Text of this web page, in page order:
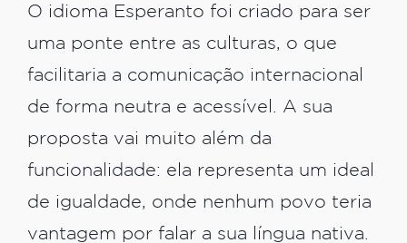
O idioma Esperanto foi criado para ser
uma ponte entre as culturas, o que
facilitaria a comunicação internacional
de forma neutra e acessível. A sua
proposta vai muito além da
funcionalidade: ela representa um ideal
de igualdade, onde nenhum povo teria
vantagem por falar a sua língua nativa.